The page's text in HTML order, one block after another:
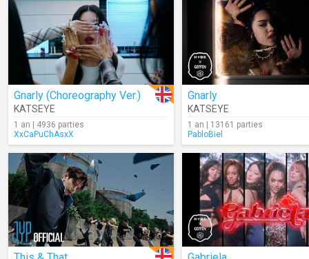
Gnarly (Choreography Ver.)
KATSEYE
1 an | 4936 parties
XxCaPuChAsxX
Gnarly
KATSEYE
1 an | 13161 parties
PabloBiel